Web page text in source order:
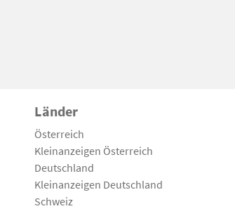
Länder
Österreich
Kleinanzeigen Österreich
Deutschland
Kleinanzeigen Deutschland
Schweiz